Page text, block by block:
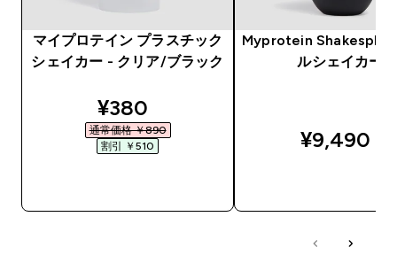
マイプロテイン プラスチック
シェイカー - クリア/ブラック
discounted price
¥380‎
通常価格 ￥890‎
割引 ￥510‎
Myprotein
ルシェイカー
¥9,490‎